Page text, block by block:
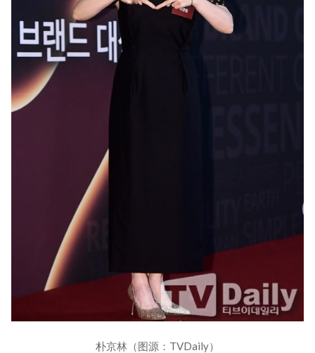
朴京林（图源：TVDaily）